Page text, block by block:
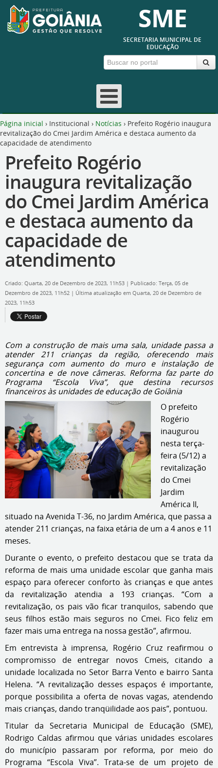
SME
SECRETARIA MUNICIPAL DE
EDUCAÇÃO
Página inicial › Institucional › Notícias › Prefeito Rogério inaugura
revitalização do Cmei Jardim América e destaca aumento da
capacidade de atendimento
Prefeito Rogério
inaugura revitalização
do Cmei Jardim América
e destaca aumento da
capacidade de
atendimento
Criado: Quarta, 20 de Dezembro de 2023, 11h53 | Publicado: Terça, 05 de
Dezembro de 2023, 11h52 | Última atualização em Quarta, 20 de Dezembro de
2023, 11h53
Com a construção de mais uma sala, unidade passa a
atender 211 crianças da região, oferecendo mais
segurança com aumento do muro e instalação de
concertina e de nove câmeras. Reforma faz parte do
Programa “Escola Viva”, que destina recursos
financeiros às unidades de educação de Goiânia
O prefeito
Rogério
inaugurou
nesta terça-
feira (5/12) a
revitalização
do Cmei
Jardim
América II,
situado na Avenida T-36, no Jardim América, que passa a
atender 211 crianças, na faixa etária de um a 4 anos e 11
meses.
Durante o evento, o prefeito destacou que se trata da
reforma de mais uma unidade escolar que ganha mais
espaço para oferecer conforto às crianças e que antes
da revitalização atendia a 193 crianças. “Com a
revitalização, os pais vão ficar tranquilos, sabendo que
seus filhos estão mais seguros no Cmei. Fico feliz em
fazer mais uma entrega na nossa gestão”, afirmou.
Em entrevista à imprensa, Rogério Cruz reafirmou o
compromisso de entregar novos Cmeis, citando a
unidade localizada no Setor Barra Vento e bairro Santa
Helena. “A revitalização desses espaços é importante,
porque possibilita a oferta de novas vagas, atendendo
mais crianças, dando tranqüilidade aos pais”, pontuou.
Titular da Secretaria Municipal de Educação (SME),
Rodrigo Caldas afirmou que várias unidades escolares
do município passaram por reforma, por meio do
Programa “Escola Viva”. Trata-se de um projeto de